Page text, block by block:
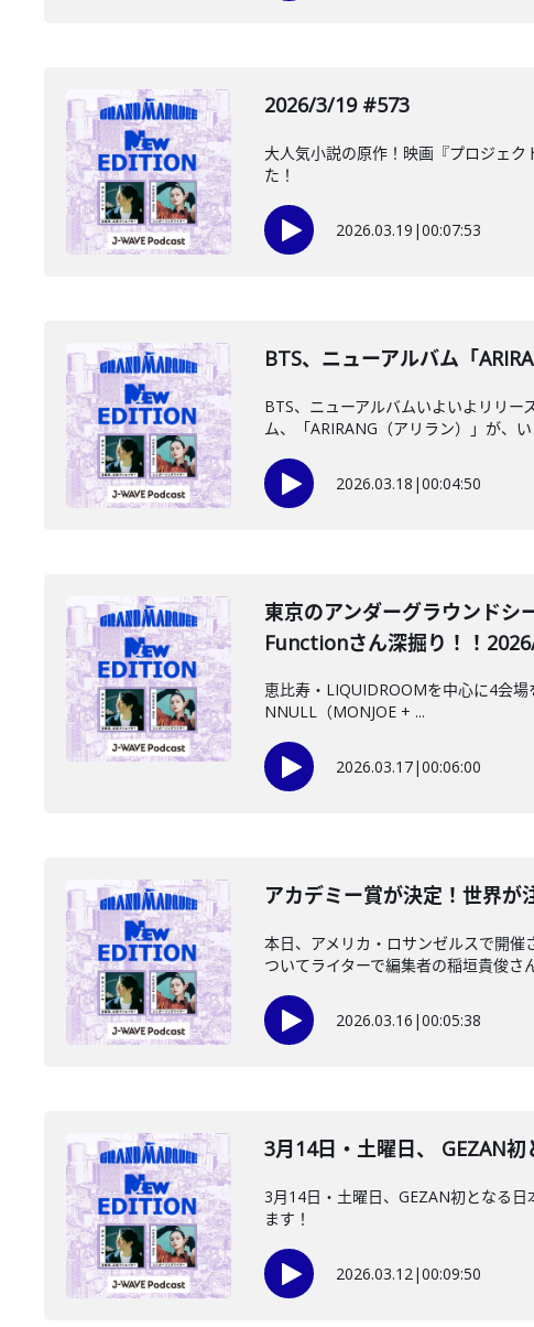
2026/3/19 #573
大人気小説の原作！映画『プロジェ
た！
2026.03.19 |00:07:53
BTS、ニューアルバム「
BTS、ニューアルバムいよいよリリ
ム、「ARIRANG（アリラン）」が、
2026.03.18 |00:04:50
東京のアンダーグラウンドシ
Functionさん深掘り！！
恵比寿・LIQUIDROOMを中心に4会
NNULL（MONJOE + ...
2026.03.17|00:06:00
アカデミー賞が決定！世界
本日、アメリカ・ロサンゼルスで開
ついてライターで編集者の稲垣貴俊さ
2026.03.16 |00:05:38
3月14日・土曜日、 GEZAN
3月14日・土曜日、GEZAN初となる
ます！
2026.03.12|00:09:50